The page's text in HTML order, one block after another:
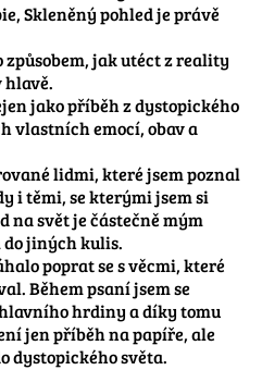
Skleněný pohled je právě
jak utéct z reality
jako příběh z dystopického
vlastních emocí, obav a
lidmi, které jsem poznal
i těmi, se kterými jsem si
na svět je částečně mým
jiných kulis.
poprat se s věcmi, které
Během psaní jsem se
hrdiny a díky tomu
jen příběh na papíře, ale
dystopického světa.